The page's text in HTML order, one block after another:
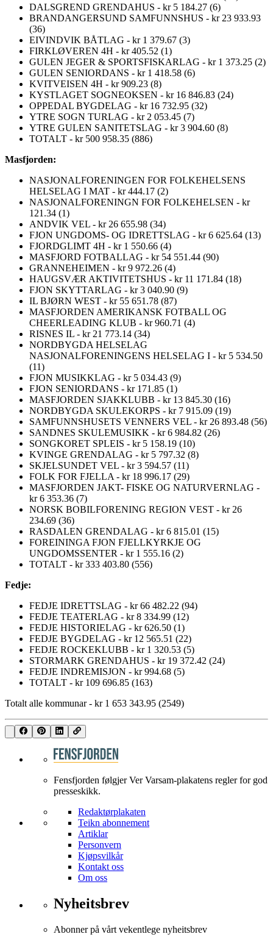
DALSGREND GRENDAHUS - kr 5 184.27 (6)
BRANDANGERSUND SAMFUNNSHUS - kr 23 933.93
(36)
EIVINDVIK BÅTLAG - kr 1 379.67 (3)
FIRKLØVEREN 4H - kr 405.52 (1)
GULEN JEGER & SPORTSFISKARLAG - kr 1 373.25 (2)
GULEN SENIORDANS - kr 1 418.58 (6)
KVITVEISEN 4H - kr 909.23 (8)
KYSTLAGET SOGNEOKSEN - kr 16 846.83 (24)
OPPEDAL BYGDELAG - kr 16 732.95 (32)
YTRE SOGN TURLAG - kr 2 053.45 (7)
YTRE GULEN SANITETSLAG - kr 3 904.60 (8)
TOTALT - kr 500 958.35 (886)
Masfjorden:
NASJONALFORENINGEN FOR FOLKEHELSENS
HELSELAG I MAT - kr 444.17 (2)
NASJONALFORENINGN FOR FOLKEHELSEN - kr
121.34 (1)
ANDVIK VEL - kr 26 655.98 (34)
FJON UNGDOMS- OG IDRETTSLAG - kr 6 625.64 (13)
FJORDGLIMT 4H - kr 1 550.66 (4)
MASFJORD FOTBALLAG - kr 54 551.44 (90)
GRANNEHEIMEN - kr 9 972.26 (4)
HAUGSVÆR AKTIVITETSHUS - kr 11 171.84 (18)
FJON SKYTTARLAG - kr 3 040.90 (9)
IL BJØRN WEST - kr 55 651.78 (87)
MASFJORDEN AMERIKANSK FOTBALL OG
CHEERLEADING KLUB - kr 960.71 (4)
RISNES IL - kr 21 773.14 (34)
NORDBYGDA HELSELAG
NASJONALFORENINGENS HELSELAG I - kr 5 534.50
(11)
FJON MUSIKKLAG - kr 5 034.43 (9)
FJON SENIORDANS - kr 171.85 (1)
MASFJORDEN SJAKKLUBB - kr 13 845.30 (16)
NORDBYGDA SKULEKORPS - kr 7 915.09 (19)
SAMFUNNSHUSETS VENNERS VEL - kr 26 893.48 (56)
SANDNES SKULEMUSIKK - kr 6 984.82 (26)
SONGKORET SPLEIS - kr 5 158.19 (10)
KVINGE GRENDALAG - kr 5 797.32 (8)
SKJELSUNDET VEL - kr 3 594.57 (11)
FOLK FOR FJELLA - kr 18 996.17 (29)
MASFJORDEN JAKT- FISKE OG NATURVERNLAG -
kr 6 353.36 (7)
NORSK BOBILFORENING REGION VEST - kr 26
234.69 (36)
RASDALEN GRENDALAG - kr 6 815.01 (15)
FOREININGA FJON FJELLKYRKJE OG
UNGDOMSSENTER - kr 1 555.16 (2)
TOTALT - kr 333 403.80 (556)
Fedje:
FEDJE IDRETTSLAG - kr 66 482.22 (94)
FEDJE TEATERLAG - kr 8 334.99 (12)
FEDJE HISTORIELAG - kr 626.50 (1)
FEDJE BYGDELAG - kr 12 565.51 (22)
FEDJE ROCKEKLUBB - kr 1 320.53 (5)
STORMARK GRENDAHUS - kr 19 372.42 (24)
FEDJE INDREMISJON - kr 994.68 (5)
TOTALT - kr 109 696.85 (163)
Totalt alle kommunar - kr 1 653 343.95 (2549)
Fensfjorden følgjer Ver Varsam-plakatens regler for god
presseskikk.
Redaktørplakaten
Teikn abonnement
Artiklar
Personvern
Kjøpsvilkår
Kontakt oss
Om oss
Nyheitsbrev
Abonner på vårt vekentlege nyheitsbrev